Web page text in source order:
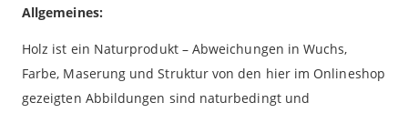
Allgemeines:
Holz ist ein Naturprodukt – Abweichungen in Wuchs,
Farbe, Maserung und Struktur von den hier im Onlineshop
gezeigten Abbildungen sind naturbedingt und